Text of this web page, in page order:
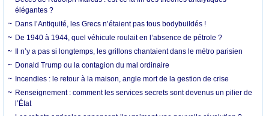
élégantes ?
Dans l’Antiquité, les Grecs n’étaient pas tous bodybuildés !
De 1940 à 1944, quel véhicule roulait en l’absence de pétrole ?
Il n’y a pas si longtemps, les grillons chantaient dans le métro parisien
Donald Trump ou la contagion du mal ordinaire
Incendies : le retour à la maison, angle mort de la gestion de crise
Renseignement : comment les services secrets sont devenus un pilier de
l’État